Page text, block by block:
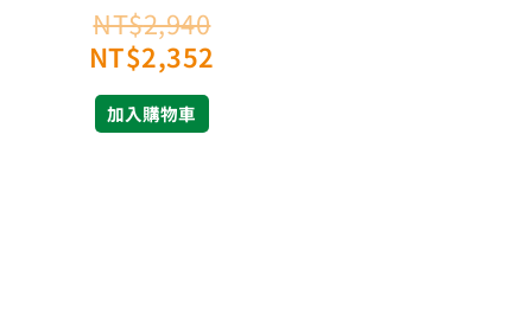
NT$2,940
NT$2,352
加入購物車